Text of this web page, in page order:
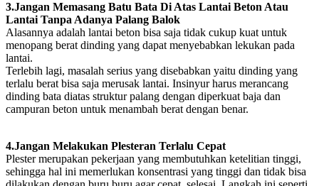
3.Jangan Memasang Batu Bata Di Atas Lantai Beton Atau
Lantai Tanpa Adanya Palang Balok
Alasannya adalah lantai beton bisa saja tidak cukup kuat untuk
menopang berat dinding yang dapat menyebabkan lekukan pada
lantai.
Terlebih lagi, masalah serius yang disebabkan yaitu dinding yang
terlalu berat bisa saja merusak lantai. Insinyur harus merancang
dinding bata diatas struktur palang dengan diperkuat baja dan
campuran beton untuk menambah berat dengan benar.
4.Jangan Melakukan Plesteran Terlalu Cepat
Plester merupakan pekerjaan yang membutuhkan ketelitian tinggi,
sehingga hal ini memerlukan konsentrasi yang tinggi dan tidak bisa